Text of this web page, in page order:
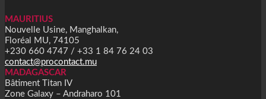
MAURITIUS
Nouvelle Usine, Manghalkan,
Floréal MU, 74105
+230 660 4747 / +33 1 84 76 24 03
contact@procontact.mu
MADAGASCAR
Bâtiment Titan IV
Zone Galaxy – Andraharo 101